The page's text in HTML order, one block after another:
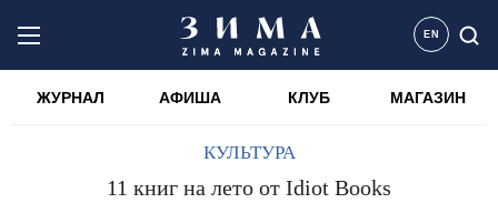
EN
ЖУРНАЛ АФИША КЛУБ МАГАЗИН
КУЛЬТУРА
11 книг на лето от Idiot Books